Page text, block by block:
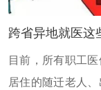
跨省异地就医这
目前，所有职工
居住的随迁老人